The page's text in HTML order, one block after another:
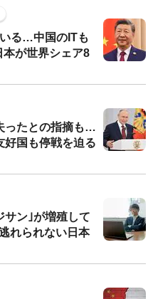
る…中国のITも
本が世界シェア8
ったとの指摘も…
好国も停戦を迫る
サン｣が増殖して
れられない日本